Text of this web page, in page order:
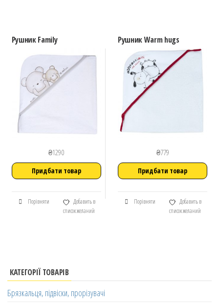
Рушник Family
₴1290
Придбати товар
Порівняти
Добавить в
список желаний
Рушник Warm hugs
₴779
Придбати товар
Порівняти
Добавить в
список желаний
КАТЕГОРІЇ ТОВАРІВ
Брязкальця, підвіски, прорізувачі